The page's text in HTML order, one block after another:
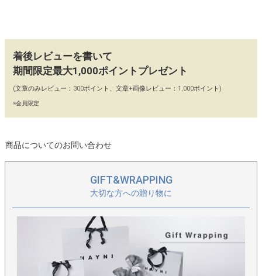
ちもしっくり馴染みます。ひとつあるととても重宝するバッグで
す。
【カラー】
ブラック、グレージュ、アイボリー、ネイビー、ドットブラッ
【90日間 交換・返品保証】
合交換を「往復送料店舗負担」にてお受けしております。どうぞ
お気軽にお買い物をお楽しみください。
＞改良版が登場しました！詳しくはコチラ
着後レビューを書いて
期間限定最大1,000ポイントプレゼント
(文章のみレビュー：300ポイント、文章+画像レビュー：1,000ポイント)
※会員限定
商品についてのお問い合わせ
GIFT&WRAPPING
大切な方への贈り物に